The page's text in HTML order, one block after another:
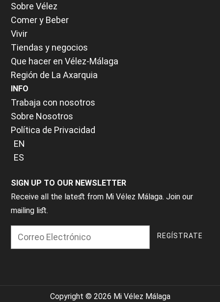
Sobre Vélez
Comer y Beber
Vivir
Tiendas y negocios
Que hacer en Vélez-Málaga
Región de La Axarquia
INFO
Trabaja con nosotros
Sobre Nosotros
Política de Privacidad
EN
ES
SIGN UP TO OUR NEWSLETTER
Receive all the latest from Mi Vélez Málaga. Join our
mailing list.
Copyright © 2026 Mi Vélez Málaga